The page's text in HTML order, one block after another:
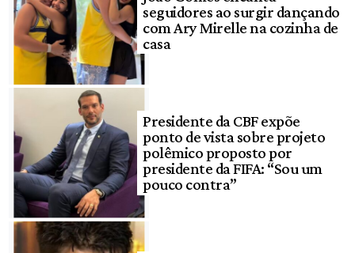
seguidores ao surgir dançando
com Ary Mirelle na cozinha de
casa
Presidente da CBF expõe
ponto de vista sobre projeto
polêmico proposto por
presidente da FIFA: “Sou um
pouco contra”